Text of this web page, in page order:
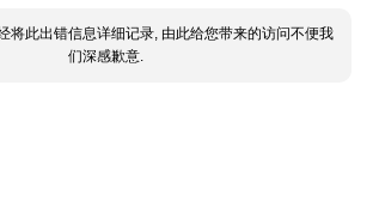
将此出错信息详细记录, 由此给您带来的访问不便我
们深感歉意.